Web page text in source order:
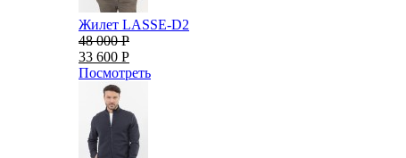
Жилет LASSE-D2
48 000 Р
33 600 Р
Посмотреть